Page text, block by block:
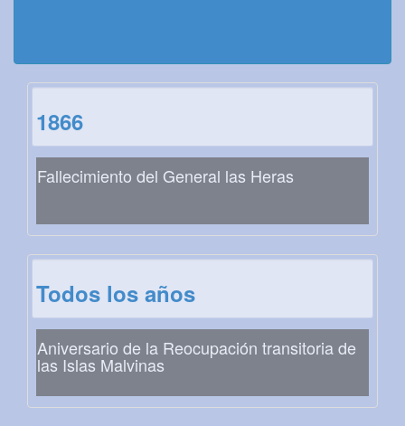
1866
Fallecimiento del General las Heras
Todos los años
Aniversario de la Reocupación transitoria de
las Islas Malvinas